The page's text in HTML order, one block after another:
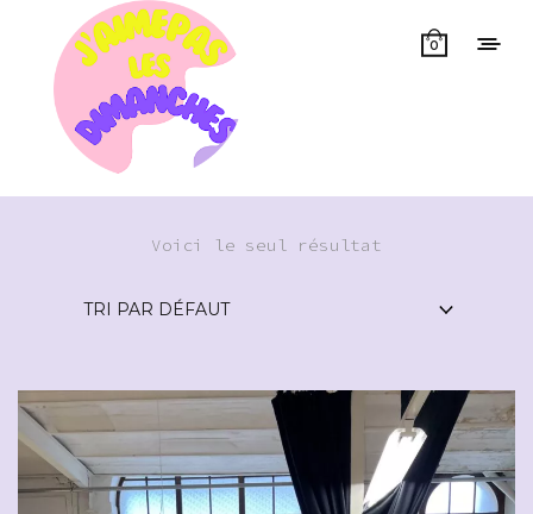
0
Voici le seul résultat